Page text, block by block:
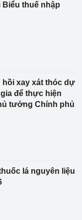
Biểu thuế nhập
xay xát thóc dự
để thực hiện
tướng Chính phủ
lá nguyên liệu